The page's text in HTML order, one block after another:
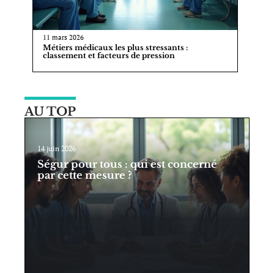
11 mars 2026
Métiers médicaux les plus stressants :
classement et facteurs de pression
AU TOP
14 juin 2026
Ségur pour tous : qui est concerné
par cette mesure ?